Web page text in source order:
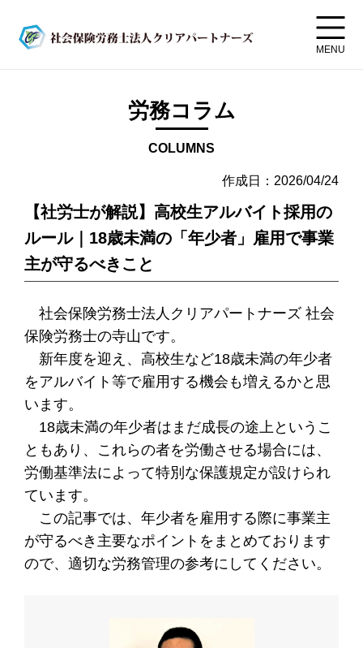
MENU
労務コラム
COLUMNS
作成日：2026/04/24
【社労士が解説】高校生アルバイト採用の
ルール｜18歳未満の「年少者」雇用で事業
主が守るべきこと
社会保険労務士法人クリアパートナーズ 社会
保険労務士の寺山です。
新年度を迎え、高校生など18歳未満の年少者
をアルバイト等で雇用する機会も増えるかと思
います。
18歳未満の年少者はまだ成長の途上というこ
ともあり、これらの者を労働させる場合には、
労働基準法によって特別な保護規定が設けられ
ています。
この記事では、年少者を雇用する際に事業主
が守るべき主要なポイントをまとめております
ので、適切な労務管理の参考にしてください。